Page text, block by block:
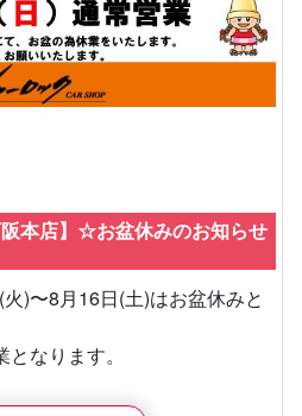
阪本店】☆お盆休みのお知らせ
)〜8月16日(土)はお盆休みと
なります。